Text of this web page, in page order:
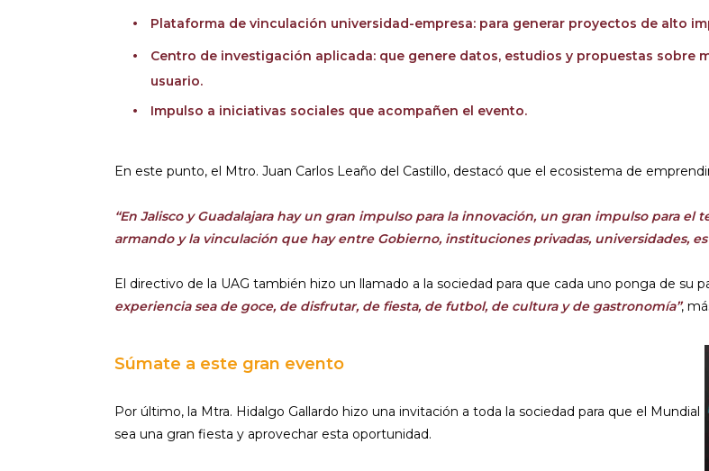
Plataforma de vinculación universidad-empresa: para generar proyectos de alto
Centro de investigación aplicada: que genere datos, estudios y propuestas sobre
usuario.
Impulso a iniciativas sociales que acompañen el evento.
En este punto, el Mtro. Juan Carlos Leaño del Castillo, destacó que el ecosistema de
“En Jalisco y Guadalajara hay un gran impulso para la innovación, un gran impulso para
armando y la vinculación que hay entre Gobierno, instituciones privadas, universidades,
El directivo de la UAG también hizo un llamado a la sociedad para que cada uno ponga de su
experiencia sea de goce, de disfrutar, de fiesta, de futbol, de cultura y de gastronomía”,
Súmate a este gran evento
Por último, la Mtra. Hidalgo Gallardo hizo una invitación a toda la sociedad para que el Mundial
sea una gran fiesta y aprovechar esta oportunidad.